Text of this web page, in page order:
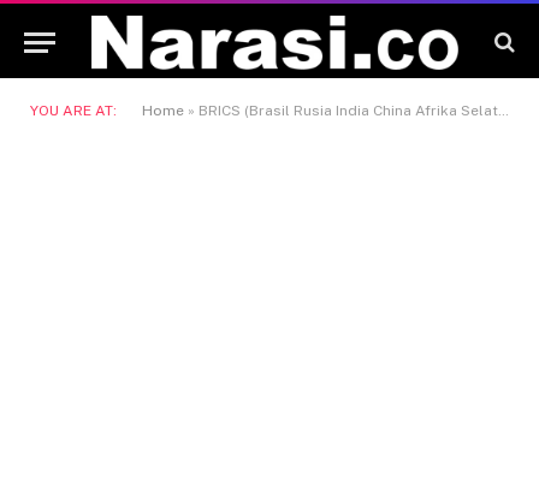
YOU ARE AT: Home » BRICS (Brasil Rusia India China Afrika Selatan)